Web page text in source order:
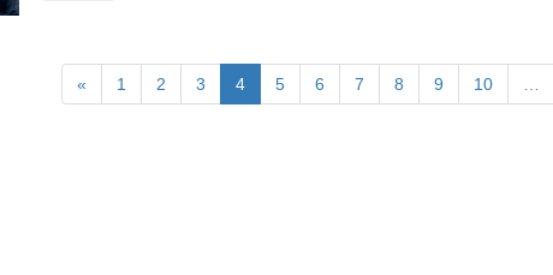
« 1 2 3 4 5 6 7 8 9 10